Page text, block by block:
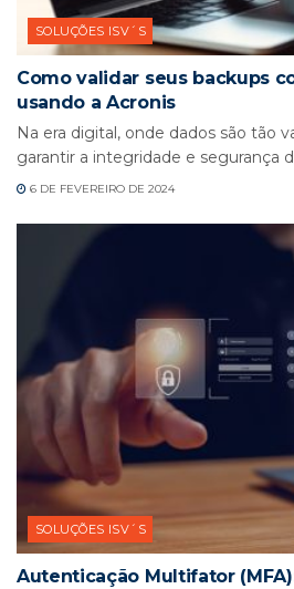
SOLUÇÕES ISV´S
Como validar seus backups
usando a Acronis
Na era digital, onde dados são tão
garantir a integridade e segurança
6 DE FEVEREIRO DE 2024
SOLUÇÕES ISV´S
Autenticação Multifator